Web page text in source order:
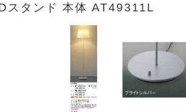
スタンド 本体 AT49311L